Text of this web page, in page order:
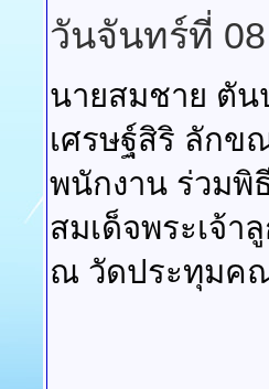
วันจันทร์ที่
นายสมชาย ตัน
เศรษฐ์สิริ ลักข
พนักงาน ร่วมพิ
สมเด็จพระเจ้
ณ วัดประทุมค